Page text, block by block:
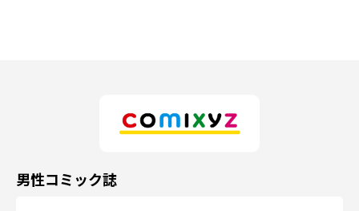
男性コミック誌